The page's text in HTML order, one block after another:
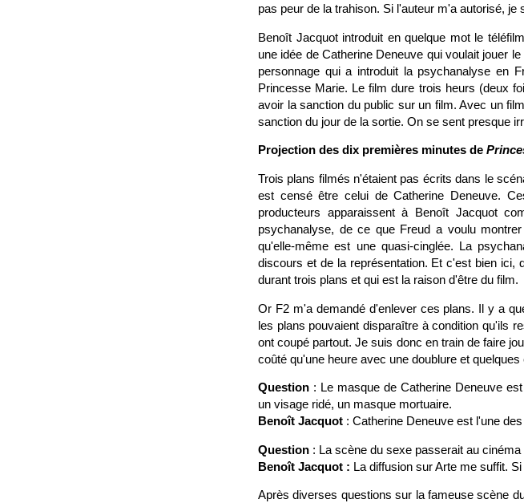
pas peur de la trahison. Si l'auteur m'a autorisé, je
Benoît Jacquot introduit en quelque mot le
une idée de Catherine Deneuve qui voulait jouer
personnage qui a introduit la psychanalyse en
Princesse Marie. Le film dure trois heurs (deux
avoir la sanction du public sur un film. Avec un
sanction du jour de la sortie. On se sent presque
Projection des dix premières minutes de
Trois plans filmés n'étaient pas écrits dans le
est censé être celui de Catherine Deneuve.
producteurs apparaissent à Benoît Jacquot
psychanalyse, de ce que Freud a voulu
qu'elle-même est une quasi-cinglée. La
discours et de la représentation. Et c'est bien ici,
durant trois plans et qui est la raison d'être du film.
Or F2 m'a demandé d'enlever ces plans. Il y a
les plans pouvaient disparaître à condition qu'ils
ont coupé partout. Je suis donc en train de faire
coûté qu'une heure avec une doublure et
Question : Le masque de Catherine Deneuve
un visage ridé, un masque mortuaire.
Benoît Jacquot : Catherine Deneuve est l'une
Question : La scène du sexe passerait au
Benoît Jacquot : La diffusion sur Arte me suffit.
Après diverses questions sur la fameuse scène